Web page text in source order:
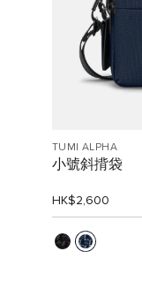
TUMI ALPHA
小號斜揹袋
HK$2,600